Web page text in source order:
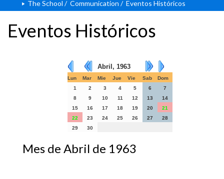
The School / Communication / Eventos Históricos
Eventos Históricos
Abril, 1963
Lun Mar Mie Jue Vie Sab
Dom
1
2 3 4 5 6
7
8
9 10 11 12 13
14
15
16 17 18 19 20
21
22
23 24 25 26 27
28
29
30
Mes de Abril de 1963